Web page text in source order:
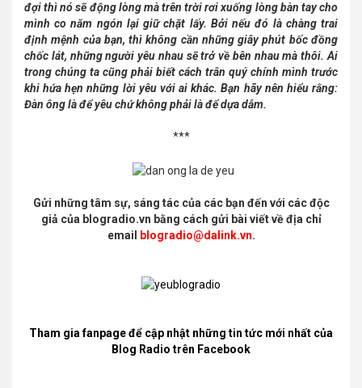
đợi thì nó sẽ động lòng mà trên trời rơi xuống lòng bàn tay cho
mình co năm ngón lại giữ chặt lấy. Bởi nếu đó là chàng trai
định mệnh của bạn, thì không cần những giây phút bốc đồng
chốc lát, những người yêu nhau sẽ trở về bên nhau mà thôi.Ai
trong chúng ta cũng phải biết cách trân quý chính mình trước
khi hứa hẹn những lời yêu với ai khác. Bạn hãy nên hiểu rằng:
Đàn ông là để yêu chứ không phải là để dựa dẫm.
***
Gửi những tâm sự, sáng tác của các bạn đến với các độc
giả của blogradio.vn bằng cách gửi bài viết về địa chỉ
email blogradio@dalink.vn.
Tham gia fanpage để cập nhật những tin tức mới nhất của
Blog Radio trên Facebook